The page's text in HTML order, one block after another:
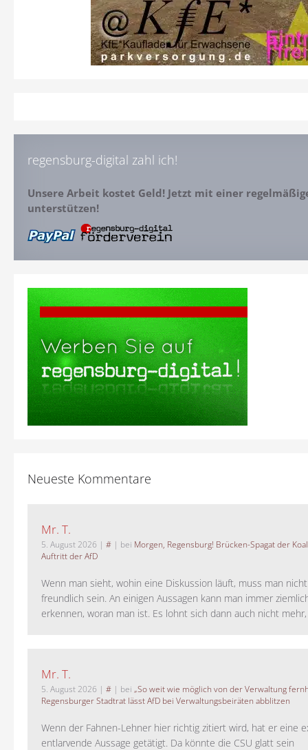
regensburg-digital zahl ich!
Unsere Arbeit kostet Geld! Jetzt mit einer
unterstützen!
Neueste Kommentare
Mr. T.
5. August 2026 | # | bei Morgen, Regensburg! Brücken-Spagat der
Auftritt der AfD
Wenn man sieht, wohin eine Diskussion läuft, muss man
freundlich sein. An einigen Aussagen kann man immer
erkennen, woran man ist. Es lohnt sich dann auch nicht mehr,
Mr. T.
5. August 2026 | # | bei „So weit wie möglich von der Verwaltung
Regensburger Stadtrat lässt AfD bei Verwaltungsbeiräten abblitzen
Wenn der Fahnen-Lehner hier richtig zitiert wird, hat er eine
entlarvende Aussage getätigt. Da könnte die CSU glatt sein